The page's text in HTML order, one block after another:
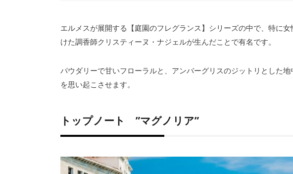
エルメスが展開する【庭園のフレグランス】シリーズの中で、 特に女
けた調香師クリスティーヌ・ナジェルが生んだことで有名です。
パウダリーで甘いフローラルと、アンバーグリスのジットリとした地
を思い起こさせます。
トップノート ”マグノリア”